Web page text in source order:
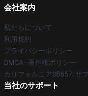
会社案内
私たちについて
利用規約
プライバシーポリシー
DMCA - 著作権ポリシー
カリフォルニアSB657: サ
当社のサポート